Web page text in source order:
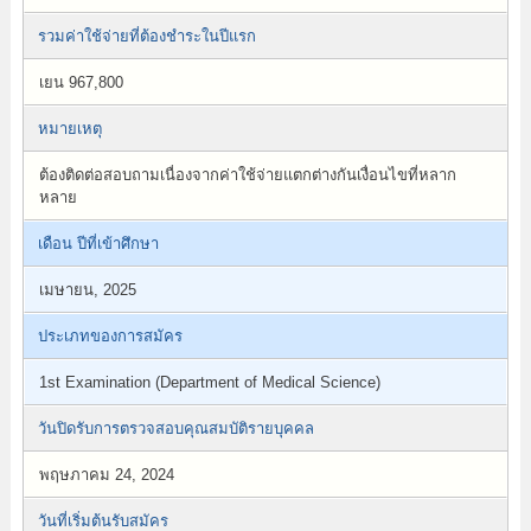
รวมค่าใช้จ่ายที่ต้องชำระในปีแรก
เยน 967,800
หมายเหตุ
ต้องติดต่อสอบถามเนื่องจากค่าใช้จ่ายแตกต่างกันเงื่อนไขที่หลาก
หลาย
เดือน ปีที่เข้าศึกษา
เมษายน, 2025
ประเภทของการสมัคร
1st Examination (Department of Medical Science)
วันปิดรับการตรวจสอบคุณสมบัติรายบุคคล
พฤษภาคม 24, 2024
วันที่เริ่มต้นรับสมัคร